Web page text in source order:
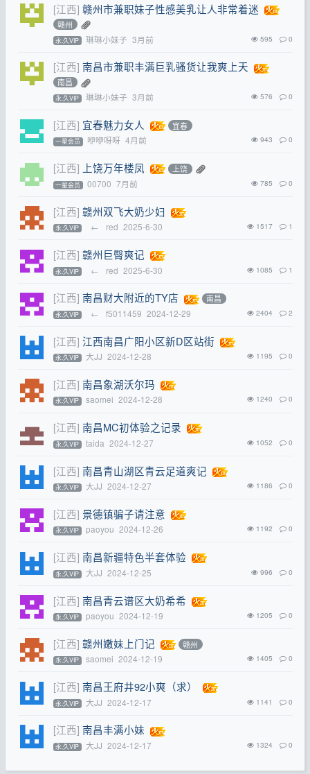
[江西] 赣州市兼职妹子性感美乳让人非常着迷
赣州
永.久VIP 琳琳小妹子 3月前 595 0
[江西] 南昌市兼职丰满巨乳骚货让我爽上天
南昌
永.久VIP 琳琳小妹子 3月前 576 0
[江西] 宜春魅力女人 宜春
一星会员 咿咿呀呀 4月前 943 0
[江西] 上饶万年楼凤 上饶
一星会员 00700 7月前 785 0
[江西] 赣州双飞大奶少妇
永.久VIP ← red 2025-6-30 1517 1
[江西] 赣州巨臀爽记
永.久VIP ← red 2025-6-30 1085 1
[江西] 南昌财大附近的TY店 南昌
永.久VIP ← f5011459 2024-12-29 2404 2
[江西] 江西南昌广阳小区新D区站街
永.久VIP 大JJ 2024-12-28 1195 0
[江西] 南昌象湖沃尔玛
永.久VIP saomei 2024-12-28 1240 0
[江西] 南昌MC初体验之记录
永.久VIP taida 2024-12-27 1052 0
[江西] 南昌青山湖区青云足道爽记
永.久VIP 大JJ 2024-12-27 1186 0
[江西] 景德镇骗子请注意
永.久VIP paoyou 2024-12-26 1192 0
[江西] 南昌新疆特色半套体验
永.久VIP 大JJ 2024-12-25 996 0
[江西] 南昌青云谱区大奶希希
永.久VIP paoyou 2024-12-19 1205 0
[江西] 赣州嫩妹上门记 赣州
永.久VIP saomei 2024-12-19 1405 0
[江西] 南昌王府井92小爽（求）
永.久VIP 大JJ 2024-12-17 1141 0
[江西] 南昌丰满小妹
永.久VIP 大JJ 2024-12-17 1324 0